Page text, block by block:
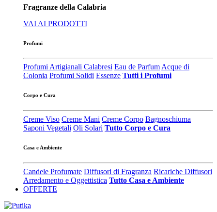
Fragranze della Calabria
VAI AI PRODOTTI
Profumi
Profumi Artigianali Calabresi Eau de ParfumAcque di
Colonia Profumi Solidi Essenze Tutti i Profumi
Corpo e Cura
Creme Viso Creme Mani Creme Corpo Bagnoschiuma
Saponi Vegetali Oli Solari Tutto Corpo e Cura
Casa e Ambiente
Candele Profumate Diffusori di Fragranza Ricariche Diffusori
Arredamento e Oggettistica Tutto Casa e Ambiente
OFFERTE